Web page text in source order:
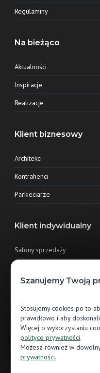
Regulaminy
Na bieżąco
Aktualności
Inspiracje
Realizacje
Klient biznesowy
Architekci
Kontrahenci
Parkieciarze
Klient indywidualny
Salony sprzedaży
Jawor-Parkiet sp. z o.o.
ul. Grunwaldzka 87
13-300 Nowe Miasto
Szanujemy Twoją
Stosujemy cookies po to
prawidłowo i aby
Więcej o wykorzystaniu
polityce prywatności.
Możesz również w
prywatności.